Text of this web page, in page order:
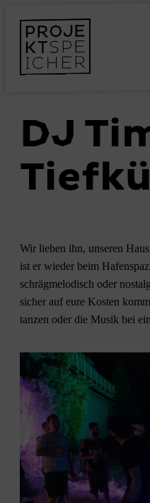
DJ
Wir lieben ihn, unseren
ist er wieder beim
schrägmelodisch oder
sicher auf eure Kosten
tanzen oder die Musik bei